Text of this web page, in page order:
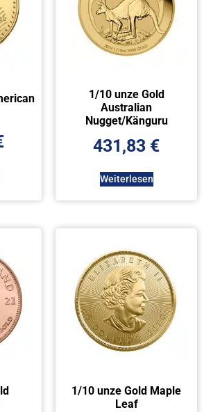
1/10 unze Gold
Australian
Nugget/Känguru
431,83 €
Weiterlesen
1/10 unze Gold Maple
Leaf